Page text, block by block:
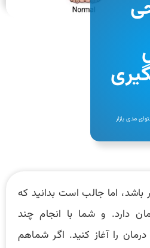
مدی بازار
باشد، اما جالب است بدانید که
دارد. و شما با انجام چند
را آغاز کنید. اگر شماهم